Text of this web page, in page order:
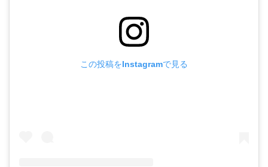
この投稿をInstagramで見る